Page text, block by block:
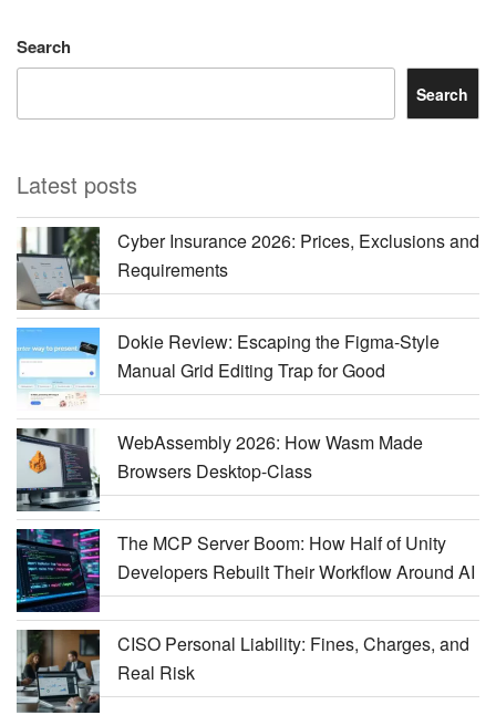
Search
Search
Latest posts
Cyber Insurance 2026: Prices, Exclusions and
Requirements
Dokie Review: Escaping the Figma-Style
Manual Grid Editing Trap for Good
WebAssembly 2026: How Wasm Made
Browsers Desktop-Class
The MCP Server Boom: How Half of Unity
Developers Rebuilt Their Workflow Around AI
CISO Personal Liability: Fines, Charges, and
Real Risk